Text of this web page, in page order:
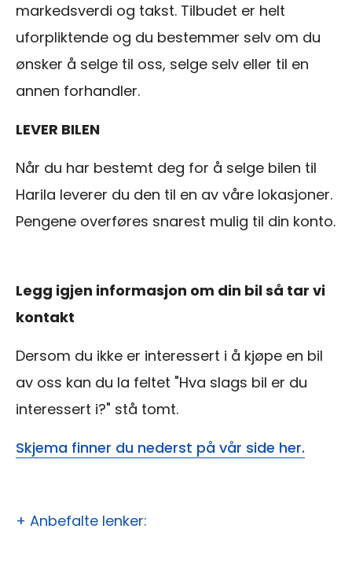
markedsverdi og takst. Tilbudet er helt
uforpliktende og du bestemmer selv om du
ønsker å selge til oss, selge selv eller til en
annen forhandler.
LEVER BILEN
Når du har bestemt deg for å selge bilen til
Harila leverer du den til en av våre lokasjoner.
Pengene overføres snarest mulig til din konto.
Legg igjen informasjon om din bil så tar vi
kontakt
Dersom du ikke er interessert i å kjøpe en bil
av oss kan du la feltet "Hva slags bil er du
interessert i?" stå tomt.
Skjema finner du nederst på vår side her.
+ Anbefalte lenker: